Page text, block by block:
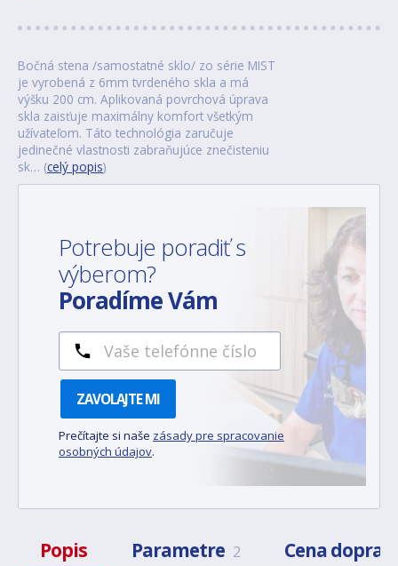
Bočná stena /samostatné sklo/ zo série MIST
je vyrobená z 6mm tvrdeného skla a má
výšku 200 cm. Aplikovaná povrchová úprava
skla zaisťuje maximálny komfort všetkým
užívateľom. Táto technológia zaručuje
jedinečné vlastnosti zabraňujúce znečisteniu
sk… (celý popis)
Potrebuje poradiť s
výberom?
Poradíme Vám
ZAVOLAJTE MI
Prečítajte si naše zásady pre spracovanie
osobných údajov.
Popis Parametre 2 Cena